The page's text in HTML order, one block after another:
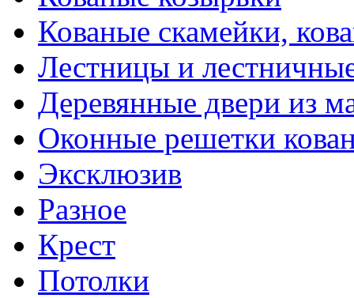
Кованые скамейки,
Лестницы и
Деревянные двери из
Оконные решетки
Эксклюзив
Разное
Крест
Потолки